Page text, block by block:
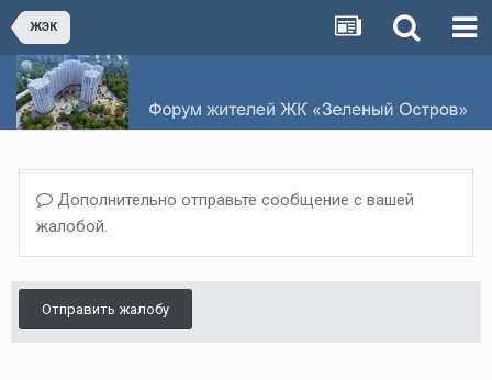
ЖЭК
Дополнительно отправьте сообщение с вашей
жалобой.
Отправить жалобу